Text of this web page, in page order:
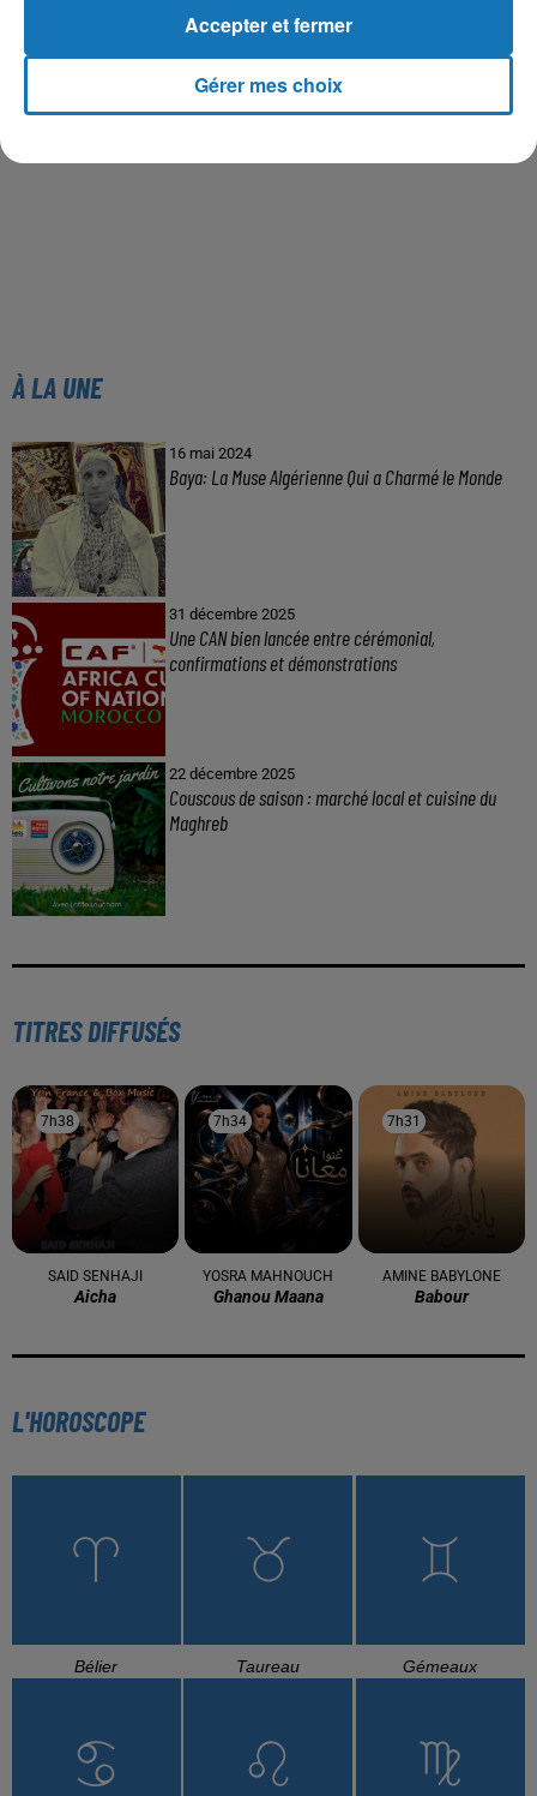
À LA UNE
16 mai 2024
Baya: La Muse Algérienne Qui a Charmé le Monde
31 décembre 2025
Une CAN bien lancée entre cérémonial,
confirmations et démonstrations
22 décembre 2025
Couscous de saison : marché local et cuisine du
Maghreb
TITRES DIFFUSÉS
7h38
7h38
SAID SENHAJI
Aicha
7h34
7h34
YOSRA MAHNOUCH
Ghanou Maana
7h31
7h31
AMINE BABYLONE
Babour
L'HOROSCOPE
Bélier Taureau Gémeaux
Gérer mes choix
Accepter et fermer